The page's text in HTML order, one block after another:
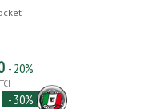
- 20%
- 30%